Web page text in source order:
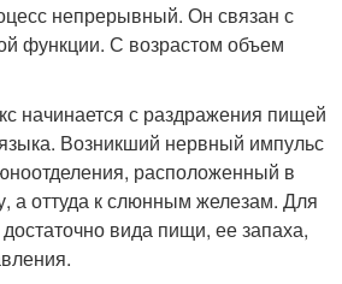
непрерывный. Он связан с
функции. С возрастом объем
начинается с раздражения пищей
Возникший нервный импульс
расположенный в
а оттуда к слюнным железам. Для
вида пищи, ее запаха,